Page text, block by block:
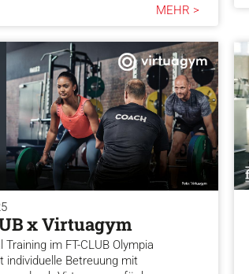
MEHR >
x Virtuagym
Training im FT-CLUB Olympia
individuelle Betreuung mit